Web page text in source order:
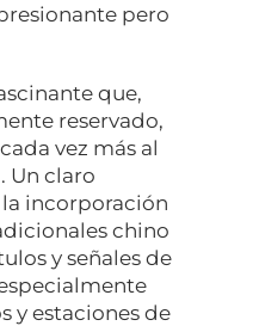
pero
que,
reservado,
vez más al
Un claro
incorporación
chino
y señales de
y estaciones de